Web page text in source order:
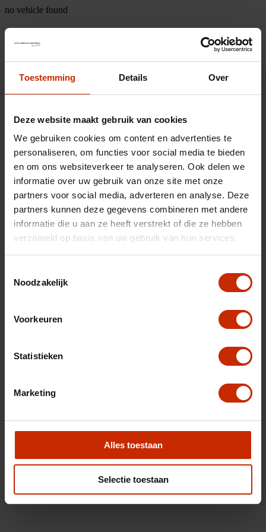
Toestemming Details Over
Deze website maakt gebruik van cookies
We gebruiken cookies om content en advertenties te
personaliseren, om functies voor social media te bieden
en om ons websiteverkeer te analyseren. Ook delen we
informatie over uw gebruik van onze site met onze
partners voor social media, adverteren en analyse. Deze
partners kunnen deze gegevens combineren met andere
informatie die u aan ze heeft verstrekt of die ze hebben
verzameld op basis van uw gebruik van hun services.
Noodzakelijk
Voorkeuren
Statistieken
Marketing
Alles toestaan
Selectie toestaan
no vehicle found